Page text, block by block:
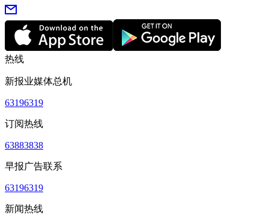
热线
新报业媒体总机
63196319
订阅热线
63883838
早报广告联系
63196319
新闻热线